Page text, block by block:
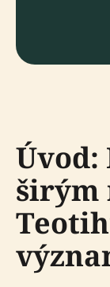
Úvod:
širým